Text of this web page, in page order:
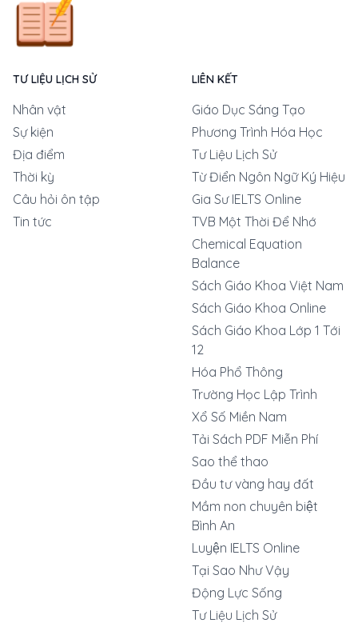
TƯ LIỆU LỊCH SỬ
Nhân vật
Sự kiện
Địa điểm
Thời kỳ
Câu hỏi ôn tập
Tin tức
LIÊN KẾT
Giáo Dục Sáng Tạo
Phương Trình Hóa Học
Tư Liệu Lịch Sử
Từ Điển Ngôn Ngữ Ký Hiệu
Gia Sư IELTS Online
TVB Một Thời Để Nhớ
Chemical Equation
Balance
Sách Giáo Khoa Việt Nam
Sách Giáo Khoa Online
Sách Giáo Khoa Lớp 1 Tới
12
Hóa Phổ Thông
Trường Học Lập Trình
Xổ Số Miền Nam
Tải Sách PDF Miễn Phí
Sao thể thao
Đầu tư vàng hay đất
Mầm non chuyên biệt
Bình An
Luyện IELTS Online
Tại Sao Như Vậy
Động Lực Sống
Tư Liệu Lịch Sử